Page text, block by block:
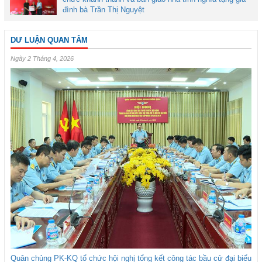
đình bà Trần Thị Nguyệt
DƯ LUẬN QUAN TÂM
Ngày 2 Tháng 4, 2026
Quân chủng PK-KQ tổ chức hội nghị tổng kết công tác bầu cử đại biểu